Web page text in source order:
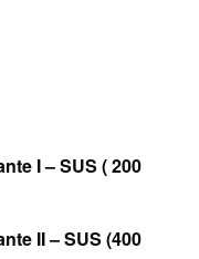
I – SUS ( 200
II – SUS (400